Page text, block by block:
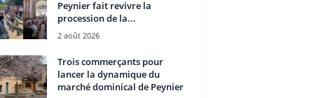
Peynier fait revivre la
procession de la...
2 août 2026
Trois commerçants pour
lancer la dynamique du
marché dominical de Peynier